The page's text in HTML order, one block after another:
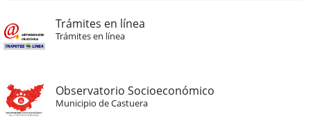
Trámites en línea
Trámites en línea
Observatorio Socioeconómico
Municipio de Castuera